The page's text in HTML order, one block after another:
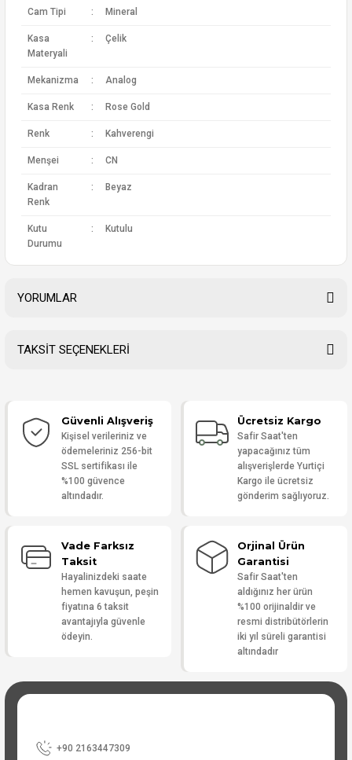
Cam Tipi : Mineral
Kasa
Materyali
: Çelik
Mekanizma : Analog
Kasa Renk : Rose Gold
Renk : Kahverengi
Menşei : CN
Kadran
Renk
: Beyaz
Kutu
Durumu
: Kutulu
YORUMLAR
Yorum Yaz
TAKSİT SEÇENEKLERİ
Güvenli Alışveriş
Kişisel verileriniz ve
ödemeleriniz 256-bit
SSL sertifikası ile
%100 güvence
altındadır.
Ücretsiz Kargo
Safir Saat'ten
yapacağınız tüm
alışverişlerde Yurtiçi
Kargo ile ücretsiz
gönderim sağlıyoruz.
Vade Farksız
Taksit
Hayalinizdeki saate
hemen kavuşun, peşin
fiyatına 6 taksit
avantajıyla güvenle
ödeyin.
Orjinal Ürün
Garantisi
Safir Saat'ten
aldığınız her ürün
%100 orijinaldir ve
resmi distribütörlerin
iki yıl süreli garantisi
altındadır
+90 2163447309